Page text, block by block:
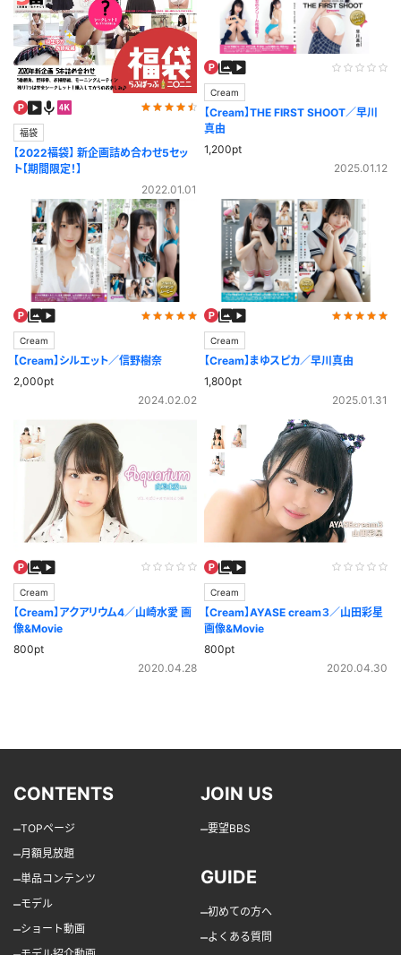
福袋
【2022福袋】 新企画詰め合わせ5セッ
ト【期間限定！】
2022.01.01
Cream
【Cream】THE FIRST SHOOT／早川
真由
1,200pt
2025.01.12
Cream
【Cream】シルエット／信野樹奈
2,000pt
2024.02.02
Cream
【Cream】まゆスピカ／早川真由
1,800pt
2025.01.31
Cream
【Cream】アクアリウム4／山崎水愛 画
像&Movie
800pt
2020.04.28
Cream
【Cream】AYASE cream３／山田彩星
画像&Movie
800pt
2020.04.30
CONTENTS
–TOPページ
–月額見放題
–単品コンテンツ
–モデル
–ショート動画
JOIN US
–要望BBS
GUIDE
–初めての方へ
–よくある質問